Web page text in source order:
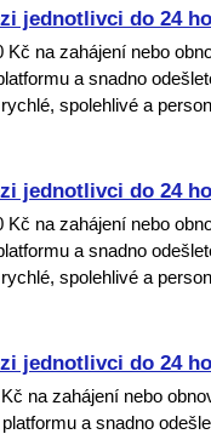
jednotlivci do 24
na zahájení nebo
a snadno
spolehlivé a
jednotlivci do 24
na zahájení nebo
a snadno
spolehlivé a
jednotlivci do 24
na zahájení nebo
a snadno